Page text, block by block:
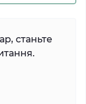
станьте